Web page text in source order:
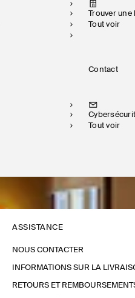
Trouver
Tout voir
Contact
Tout voir
ASSISTANCE
NOUS CONTACTER
INFORMATIONS SUR LA
RETOURS ET